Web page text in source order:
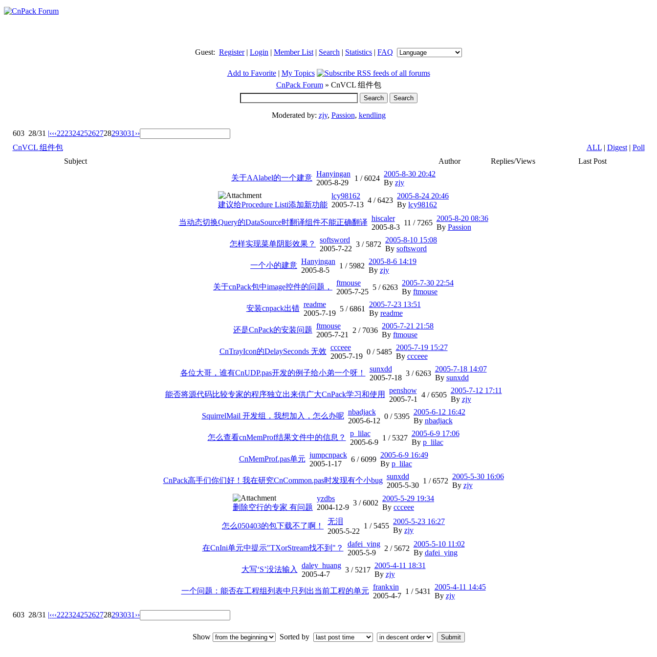
Guest: Register| Login | Member List | Search | Statistics | FAQ
Add to Favorite| My Topics
CnPack Forum» CnVCL 组件包
Moderated by: zjy, Passion, kendling
603 28/31 |‹‹‹22232425262728293031 ››
CnVCL 组件包
ALL| Digest| Poll
Subject
Author Replies/Views
Last Post
关于AAlabel的一个建意 Hanyingan
2005-8-29
1 /6024
2005-8-30 20:42
By zjy
建议给Procedure Listi添加新功能
lcy98162
2005-7-13
4 /6423
2005-8-24 20:46
By lcy98162
当动态切换Query的DataSource时翻译组件不能正确翻译 hiscaler
2005-8-3
11 / 7265
2005-8-20 08:36
By Passion
怎样实现菜单阴影效果？
softsword
2005-7-22
3 / 5872
2005-8-10 15:08
By softsword
一个小的建意 Hanyingan
2005-8-5
1 / 5982
2005-8-6 14:19
By zjy
关于cnPack包中image控件的问题，
ftmouse
2005-7-25
5 /6263
2005-7-30 22:54
By ftmouse
安装cnpack出错 readme
2005-7-19
5 /6861
2005-7-23 13:51
By readme
还是CnPack的安装问题 ftmouse
2005-7-21
2 / 7036
2005-7-21 21:58
By ftmouse
CnTrayIcon的DelaySeconds 无效 ccceee
2005-7-19
0 / 5485
2005-7-19 15:27
By ccceee
各位大哥，谁有CnUDP.pas开发的例子给小弟一个呀！
sunxdd
2005-7-18
3 /6263
2005-7-18 14:07
By sunxdd
能否将源代码比较专家的程序独立出来供广大CnPack学习和使用
penshow
2005-7-1
4 /6505
2005-7-12 17:11
By zjy
SquirrelMail 开发组，我想加入，怎么办呢 nbadjack
2005-6-12
0 / 5395
2005-6-12 16:42
By nbadjack
怎么查看cnMemProf结果文件中的信息？
p_lilac
2005-6-9
1 / 5327
2005-6-9 17:06
By p_lilac
CnMemProf.pas单元 jumpcnpack
2005-1-17
6 /6099
2005-6-9 16:49
By p_lilac
CnPack高手们你们好！我在研究CnCommon.pas时发现有个小bug sunxdd
2005-5-30
1 /6572
2005-5-30 16:06
By zjy
删除空行的专家 有问题
yzdbs
2004-12-9
3 /6002
2005-5-29 19:34
By ccceee
怎么050403的包下载不了啊！
无泪
2005-5-22
1 / 5455
2005-5-23 16:27
By zjy
在CnIni单元中提示"TXorStream找不到"？
dafei_ying
2005-5-9
2 / 5672
2005-5-10 11:02
By dafei_ying
大写‘S’没法输入
daley_huang
2005-4-7
3 / 5217
2005-4-11 18:31
By zjy
一个问题：能否在工程组列表中只列出当前工程的单元 frankxin
2005-4-7
1 / 5431
2005-4-11 14:45
By zjy
603 28/31 |‹‹‹22232425262728293031 ››
Show Sorted by